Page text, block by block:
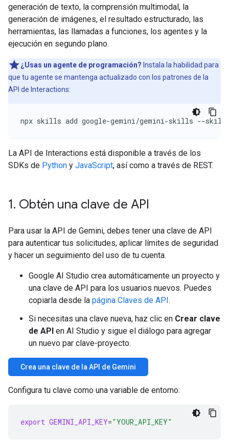
generación de texto, la comprensión multimodal, la
generación de imágenes, el resultado estructurado, las
herramientas, las llamadas a funciones, los agentes y la
ejecución en segundo plano.
¿Usas un agente de programación? Instala la habilidad para
que tu agente se mantenga actualizado con los patrones de la
API de Interactions:
npx skills add google-gemini/gemini-skills --skill
La API de Interactions está disponible a través de los
SDKs de Python y JavaScript, así como a través de REST.
1. Obtén una clave de API
Para usar la API de Gemini, debes tener una clave de API
para autenticar tus solicitudes, aplicar límites de seguridad
y hacer un seguimiento del uso de tu cuenta.
Google AI Studio crea automáticamente un proyecto y
una clave de API para los usuarios nuevos. Puedes
copiarla desde la página Claves de API.
Si necesitas una clave nueva, haz clic en Crear clave
de API en AI Studio y sigue el diálogo para agregar
un nuevo par clave-proyecto.
Crea una clave de la API de Gemini
Configura tu clave como una variable de entorno:
export GEMINI_API_KEY="YOUR_API_KEY"